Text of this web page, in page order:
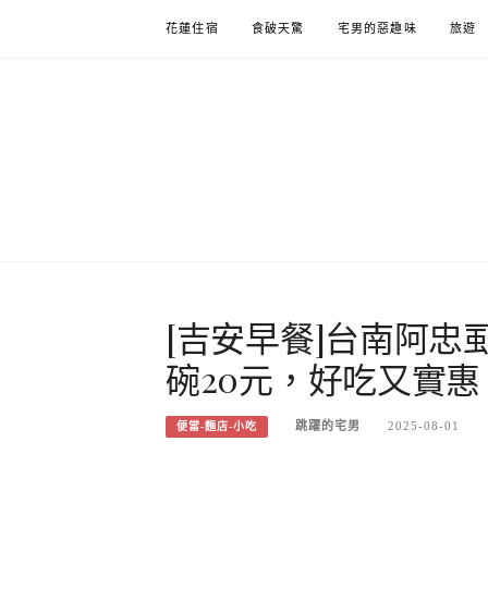
花蓮住宿 食破天驚 宅男的惡趣味 旅遊
[吉安早餐]台南阿忠
碗20元，好吃又實
便當-麵店-小吃 跳躍的宅男 2025-08-01